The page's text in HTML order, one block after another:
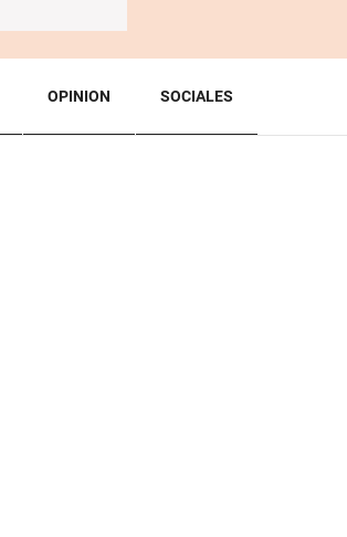
OPINION SOCIALES